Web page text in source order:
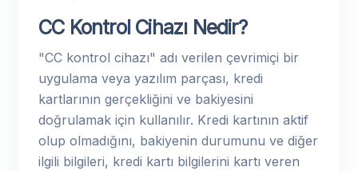
CC Kontrol Cihazı Nedir?
"CC kontrol cihazı" adı verilen çevrimiçi bir
uygulama veya yazılım parçası, kredi
kartlarının gerçekliğini ve bakiyesini
doğrulamak için kullanılır. Kredi kartının aktif
olup olmadığını, bakiyenin durumunu ve diğer
ilgili bilgileri, kredi kartı bilgilerini kartı veren